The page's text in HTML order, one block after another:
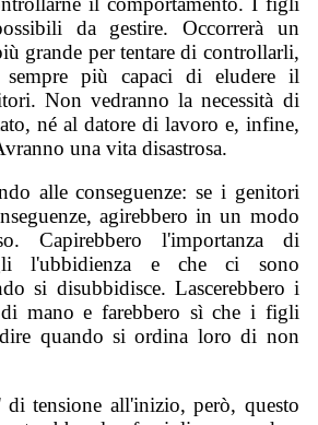
da gestire. Occorrerà un
grande per tentare di controllarli,
sempre più capaci di eludere il
Non vedranno la necessità di
né al datore di lavoro e, infine,
una vita disastrosa.
alle conseguenze: se i genitori
agirebbero in un modo
Capirebbero l'importanza di
l'ubbidienza e che ci sono
si disubbidisce. Lascerebbero i
mano e farebbero sì che i figli
quando si ordina loro di non
tensione all'inizio, però, questo